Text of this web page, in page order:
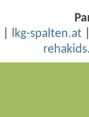
lkg-spalten.at